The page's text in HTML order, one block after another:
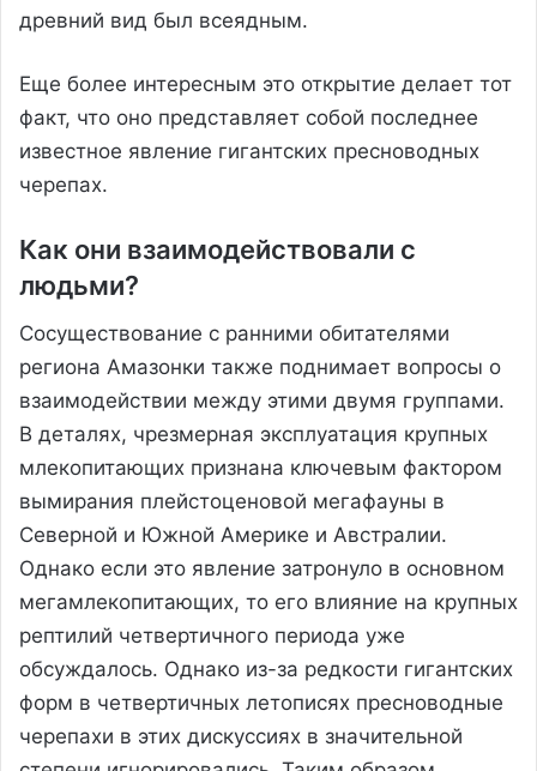
древний вид был всеядным.
Еще более интересным это открытие делает тот
факт, что оно представляет собой последнее
известное явление гигантских пресноводных
черепах.
Как они взаимодействовали с
людьми?
Сосуществование с ранними обитателями
региона Амазонки также поднимает вопросы о
взаимодействии между этими двумя группами.
В деталях, чрезмерная эксплуатация крупных
млекопитающих признана ключевым фактором
вымирания плейстоценовой мегафауны в
Северной и Южной Америке и Австралии.
Однако если это явление затронуло в основном
мегамлекопитающих, то его влияние на крупных
рептилий четвертичного периода уже
обсуждалось. Однако из-за редкости гигантских
форм в четвертичных летописях пресноводные
черепахи в этих дискуссиях в значительной